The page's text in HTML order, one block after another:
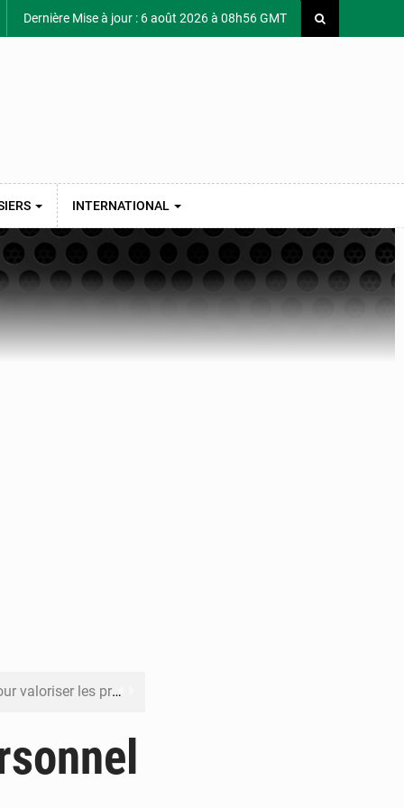
Dernière Mise à jour : 6 août 2026 à 08h56 GMT
INTERNATIONAL
forestiers non ligneux
sa feuille de route